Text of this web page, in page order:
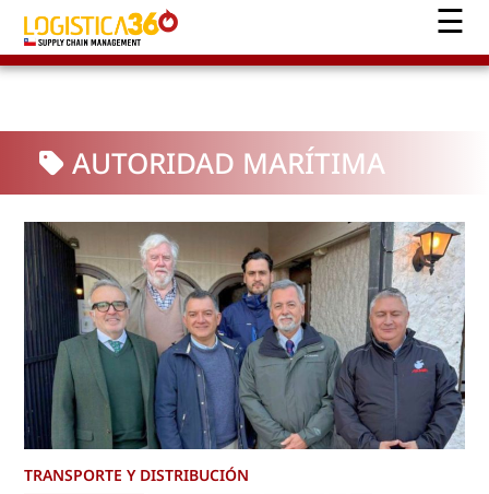
AUTORIDAD MARÍTIMA
TRANSPORTE Y DISTRIBUCIÓN